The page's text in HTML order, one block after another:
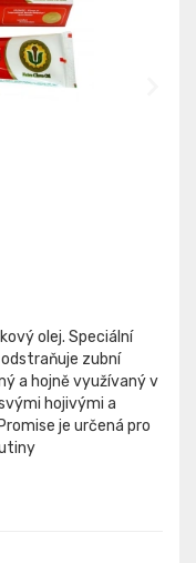
olej. Speciální
zubní
a hojně využívaný v
hojivými a
je určená pro